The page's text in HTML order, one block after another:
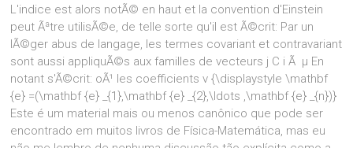
L'indice est alors notÃ© en haut et la convention d'Einstein
peut Ãªtre utilisÃ©e, de telle sorte qu'il est Ã©crit: Par un
lÃ©ger abus de langage, les termes covariant et contravariant
sont aussi appliquÃ©s aux familles de vecteurs j C i Ã μ En
notant s'Ã©crit: oÃ¹ les coefficients ν {\displaystyle \mathbf
{e} =(\mathbf {e} _{1},\mathbf {e} _{2},\ldots ,\mathbf {e} _{n})}
Este é um material mais ou menos canônico que pode ser
encontrado em muitos livros de Física-Matemática, mas eu